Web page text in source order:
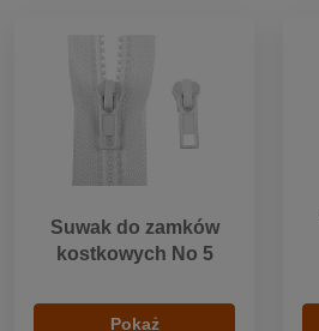
Suwak do zamków
kostkowych No 5
Pokaż